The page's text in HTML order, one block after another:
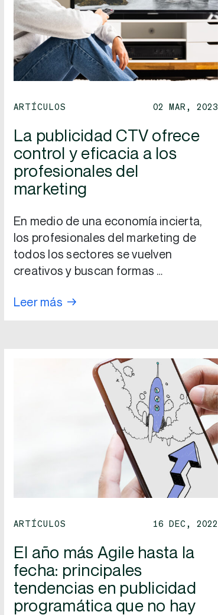
ARTÍCULOS 02 MAR, 2023
La publicidad CTV ofrece
control y eficacia a los
profesionales del
marketing
En medio de una economía incierta,
los profesionales del marketing de
todos los sectores se vuelven
creativos y buscan formas …
Leer más
ARTÍCULOS 16 DEC, 2022
El año más Agile hasta la
fecha: principales
tendencias en publicidad
programática que no hay